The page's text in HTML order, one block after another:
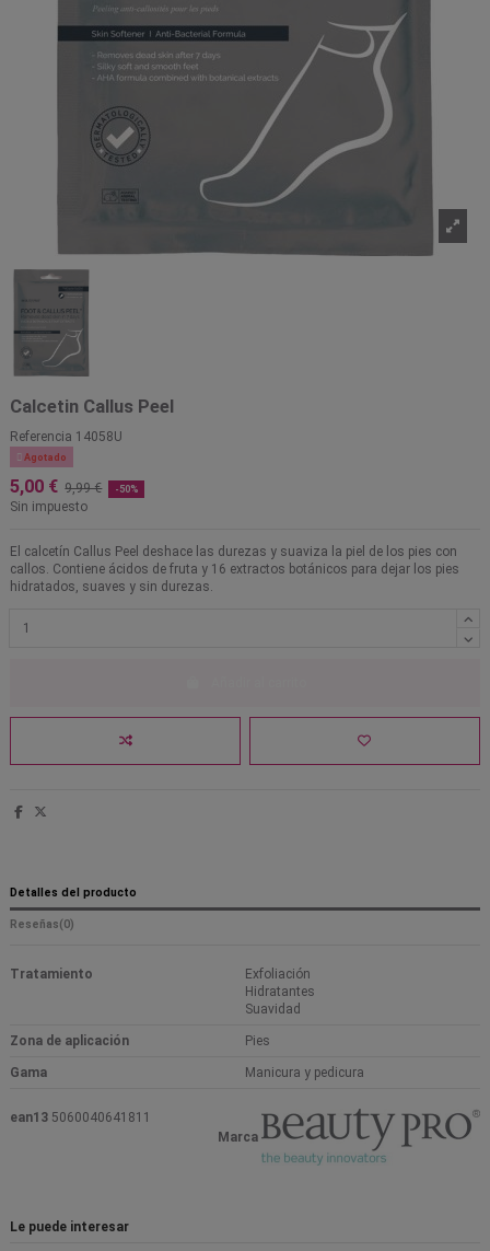
Calcetin Callus Peel
Referencia 14058U
 Agotado
5,00 € 9,99 € -50%
Sin impuesto
El calcetín Callus Peel deshace las durezas y suaviza la piel de los pies con
callos. Contiene ácidos de fruta y 16 extractos botánicos para dejar los pies
hidratados, suaves y sin durezas.
Detalles del producto
Reseñas(0)
Tratamiento
Exfoliación
Hidratantes
Suavidad
Zona de aplicación Pies
Gama Manicura y pedicura
Marca
ean13 5060040641811
Le puede interesar